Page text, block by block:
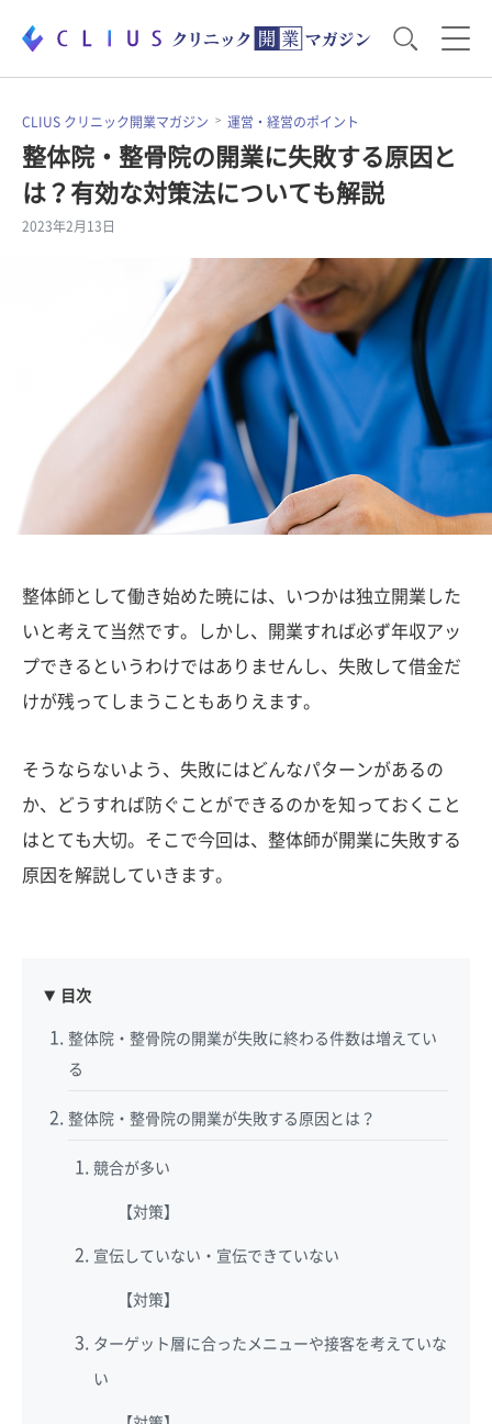
お役立ち資料 運営・経営のポイント
開業医のリアル 開業準備で大事なこと
医療機器・事務機器
セミナー
CLIUS クリニック開業マガジン 運営・経営のポイント
整体院・整骨院の開業に失敗する原因と
は？有効な対策法についても解説
2023年2月13日
整体師として働き始めた暁には、いつかは独立開業した
いと考えて当然です。しかし、開業すれば必ず年収アッ
プできるというわけではありませんし、失敗して借金だ
けが残ってしまうこともありえます。
そうならないよう、失敗にはどんなパターンがあるの
か、どうすれば防ぐことができるのかを知っておくこと
はとても大切。そこで今回は、整体師が開業に失敗する
原因を解説していきます。
目次
整体院・整骨院の開業が失敗に終わる件数は増えてい
る
整体院・整骨院の開業が失敗する原因とは？
競合が多い
【対策】
宣伝していない・宣伝できていない
【対策】
ターゲット層に合ったメニューや接客を考えていな
い